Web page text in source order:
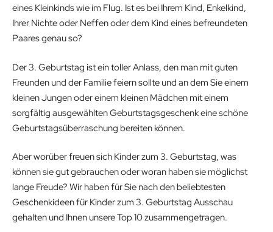
eines Kleinkinds wie im Flug. Ist es bei Ihrem Kind, Enkelkind,
Ihrer Nichte oder Neffen oder dem Kind eines befreundeten
Paares genau so?
Der 3. Geburtstag ist ein toller Anlass, den man mit guten
Freunden und der Familie feiern sollte und an dem Sie einem
kleinen Jungen oder einem kleinen Mädchen mit einem
sorgfältig ausgewählten Geburtstagsgeschenk eine schöne
Geburtstagsüberraschung bereiten können.
Aber worüber freuen sich Kinder zum 3. Geburtstag, was
können sie gut gebrauchen oder woran haben sie möglichst
lange Freude? Wir haben für Sie nach den beliebtesten
Geschenkideen für Kinder zum 3. Geburtstag Ausschau
gehalten und Ihnen unsere Top 10 zusammengetragen.